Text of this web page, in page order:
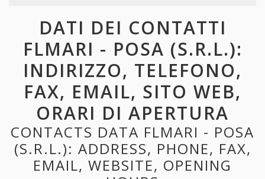
DATI DEI CONTATTI
FLMARI - POSA (S.R.L.):
INDIRIZZO, TELEFONO,
FAX, EMAIL, SITO WEB,
ORARI DI APERTURA
CONTACTS DATA FLMARI - POSA
(S.R.L.): ADDRESS, PHONE, FAX,
EMAIL, WEBSITE, OPENING